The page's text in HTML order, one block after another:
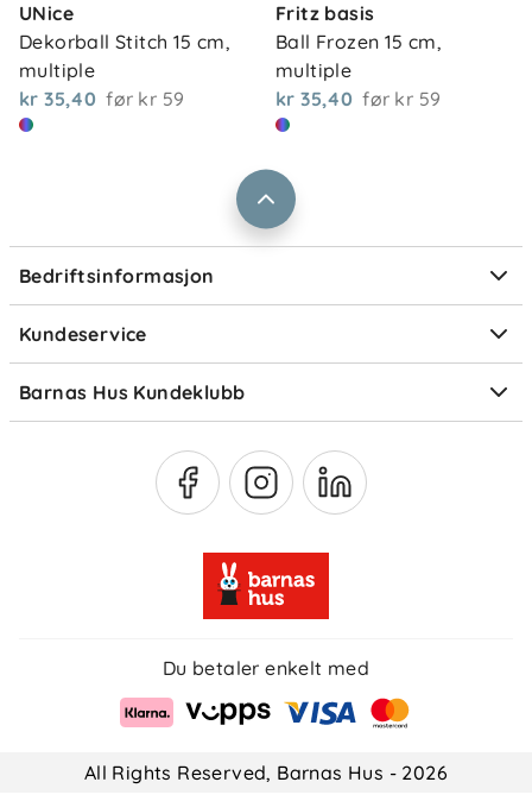
UNice
Dekorball Stitch 15 cm,
multiple
kr 35,40 før kr 59
Fritz basis
Ball Frozen 15 cm,
multiple
kr 35,40 før kr 59
Bedriftsinformasjon
Våre butikker
Vårt samfunnsansvar
Jobbe i Barnas Hus
Størrelsesguider
Kundeservice
Frakt og levering
Retur og reklamasjon
Ofte stilte spørsmål
Om Klarna
Barnas Hus Kundeklubb
Medlemsvilkår
Du betaler enkelt med
All Rights Reserved, Barnas Hus - 2026